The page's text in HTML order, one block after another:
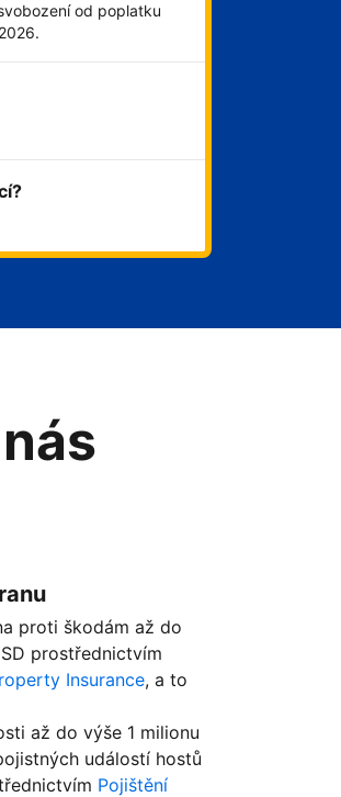
od poplatku
proti škodám až do
prostřednictvím
Insurance, a to
až do výše 1 milionu
událostí hostů
Pojištění